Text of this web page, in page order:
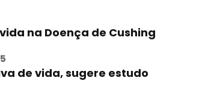
na Doença de Cushing
de vida, sugere estudo